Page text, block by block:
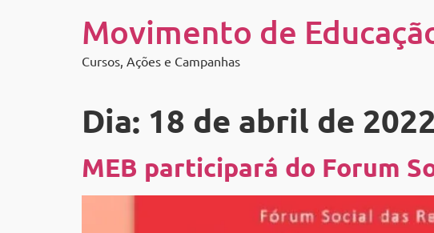
Movimento de
Cursos, Ações e Campanhas
Dia: 18 de abril de 2022
MEB participará do Forum